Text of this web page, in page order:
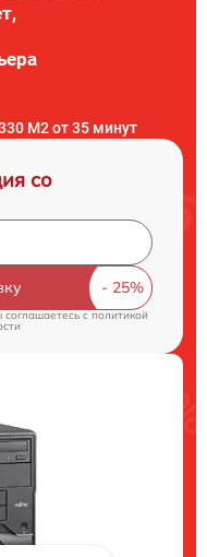
M2 от 35 минут
со
соглашаетесь cполитикой